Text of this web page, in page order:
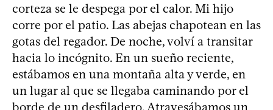
corteza se le despega por el calor. Mi hijo
corre por el patio. Las abejas chapotean en las
gotas del regador. De noche, volví a transitar
hacia lo incógnito. En un sueño reciente,
estábamos en una montaña alta y verde, en
un lugar al que se llegaba caminando por el
borde de un desfiladero. Atravesábamos un